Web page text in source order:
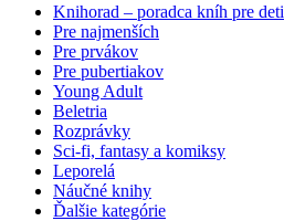
Knihorad – poradca kníh pre deti
Pre najmenších
Pre prvákov
Pre pubertiakov
Young Adult
Beletria
Rozprávky
Sci-fi, fantasy a komiksy
Leporelá
Náučné knihy
Ďalšie kategórie